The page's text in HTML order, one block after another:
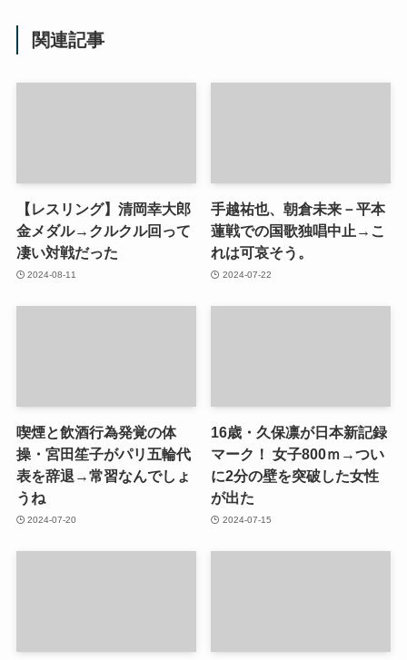
関連記事
【レスリング】清岡幸大郎
金メダル→クルクル回って
凄い対戦だった
2024-08-11
手越祐也、朝倉未来－平本
蓮戦での国歌独唱中止→こ
れは可哀そう。
2024-07-22
喫煙と飲酒行為発覚の体
操・宮田笙子がパリ五輪代
表を辞退→常習なんでしょ
うね
2024-07-20
16歳・久保凛が日本新記録
マーク！ 女子800ｍ→つい
に2分の壁を突破した女性
が出た
2024-07-15